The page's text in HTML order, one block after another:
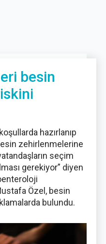
besin
hazırlanıp
zehirlenmelerine
seçim
gerekiyor” diyen
Özel, besin
bulundu.